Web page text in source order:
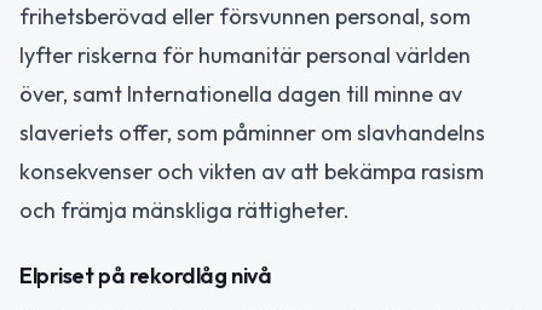
frihetsberövad eller försvunnen personal, som
lyfter riskerna för humanitär personal världen
över, samt Internationella dagen till minne av
slaveriets offer, som påminner om slavhandelns
konsekvenser och vikten av att bekämpa rasism
och främja mänskliga rättigheter.
Elpriset på rekordlåg nivå